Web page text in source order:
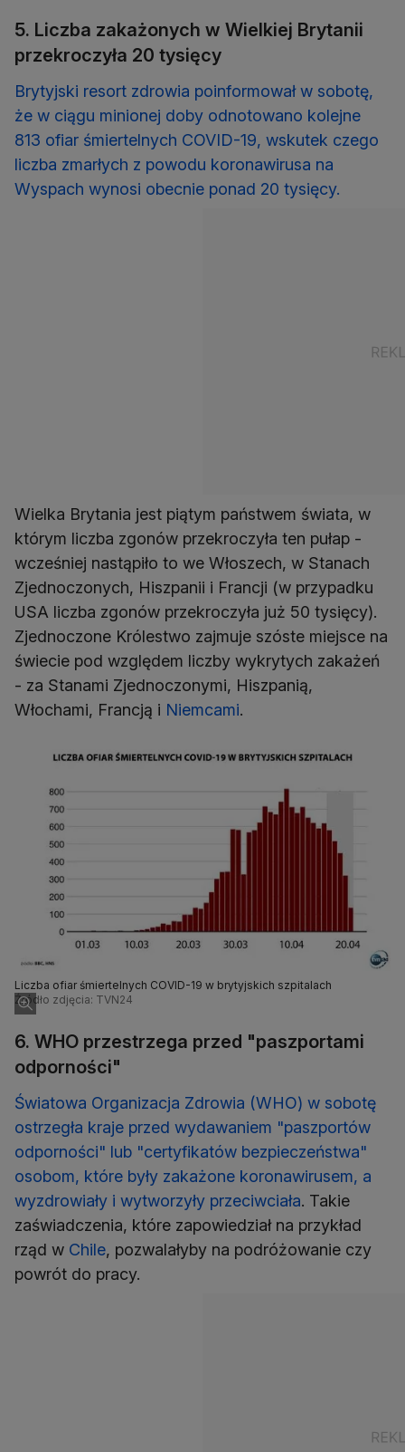
5. Liczba zakażonych w Wielkiej Brytanii
przekroczyła 20 tysięcy
Brytyjski resort zdrowia poinformował w sobotę,
że w ciągu minionej doby odnotowano kolejne
813 ofiar śmiertelnych COVID-19, wskutek czego
liczba zmarłych z powodu koronawirusa na
Wyspach wynosi obecnie ponad 20 tysięcy.
Wielka Brytania jest piątym państwem świata, w
którym liczba zgonów przekroczyła ten pułap -
wcześniej nastąpiło to we Włoszech, w Stanach
Zjednoczonych, Hiszpanii i Francji (w przypadku
USA liczba zgonów przekroczyła już 50 tysięcy).
Zjednoczone Królestwo zajmuje szóste miejsce na
świecie pod względem liczby wykrytych zakażeń
- za Stanami Zjednoczonymi, Hiszpanią,
Włochami, Francją i Niemcami.
Liczba ofiar śmiertelnych COVID-19 w brytyjskich szpitalach
Źródło zdjęcia: TVN24
6. WHO przestrzega przed "paszportami
odporności"
Światowa Organizacja Zdrowia (WHO) w sobotę
ostrzegła kraje przed wydawaniem "paszportów
odporności" lub "certyfikatów bezpieczeństwa"
osobom, które były zakażone koronawirusem, a
wyzdrowiały i wytworzyły przeciwciała. Takie
zaświadczenia, które zapowiedział na przykład
rząd w Chile, pozwalałyby na podróżowanie czy
powrót do pracy.